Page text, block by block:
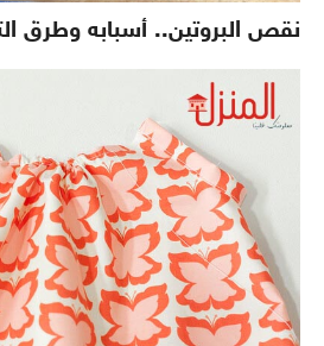
نقص البروتين.. أسبابه وطرق